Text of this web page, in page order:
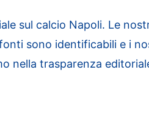
sul calcio Napoli. Le
sono identificabili e i
nella trasparenza